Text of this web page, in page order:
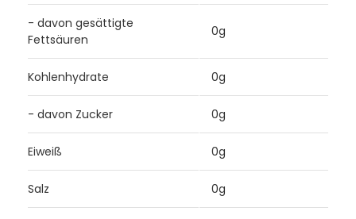
- davon gesättigte
Fettsäuren
0g
Kohlenhydrate 0g
- davon Zucker 0g
Eiweiß 0g
Salz 0g